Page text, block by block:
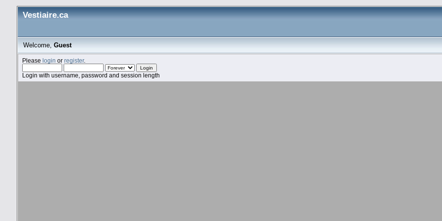
Vestiaire.ca
Welcome,Guest
Please login or register.
Login with username, password and session length